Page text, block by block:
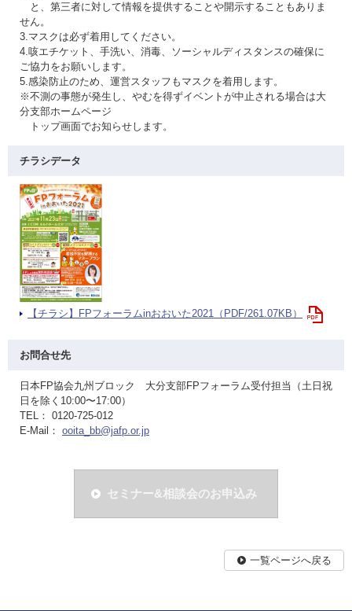
と、第三者に対して情報を提供することや開示することもありま
せん。
3.マスクは必ず着用してください。
4.咳エチケット、手洗い、消毒、ソーシャルディスタンスの確保に
ご協力をお願いします。
5.感染防止のため、運営スタッフもマスクを着用します。
※不測の事態が発生し、やむを得ずイベントが中止される場合は大
分支部ホームページ
トップ画面でお知らせします。
チラシデータ
【チラシ】FPフォーラムinおおいた2021（PDF/261.07KB）
お問合せ先
日本FP協会九州ブロック 大分支部FPフォーラム受付担当（土日祝
日を除く10:00〜17:00）
TEL： 0120-725-012
E-Mail： ooita_bb@jafp.or.jp
セミナー&相談会のお申込み
一覧ページへ戻る